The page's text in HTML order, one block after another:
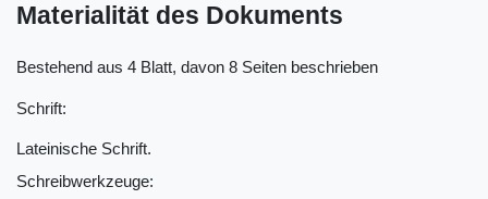
Materialität des Dokuments
Bestehend aus 4 Blatt, davon 8 Seiten beschrieben
Schrift:
Lateinische Schrift.
Schreibwerkzeuge: